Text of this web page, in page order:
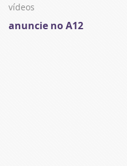
vídeos
anuncie no A12